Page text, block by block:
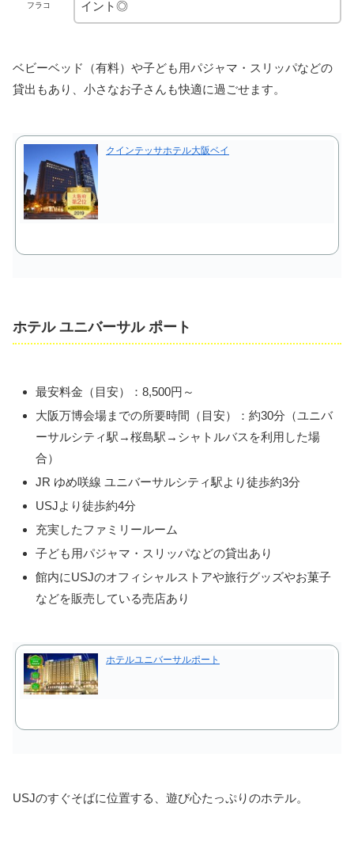
フラコ イント◎
ベビーベッド（有料）や子ども用パジャマ・スリッパなどの
貸出もあり、小さなお子さんも快適に過ごせます。
クインテッサホテル大阪ベイ
ホテル ユニバーサル ポート
最安料金（目安）：8,500円～
大阪万博会場までの所要時間（目安）：約30分（ユニバ
ーサルシティ駅→桜島駅→シャトルバスを利用した場
合）
JR ゆめ咲線 ユニバーサルシティ駅より徒歩約3分
USJより徒歩約4分
充実したファミリールーム
子ども用パジャマ・スリッパなどの貸出あり
館内にUSJのオフィシャルストアや旅行グッズやお菓子
などを販売している売店あり
ホテルユニバーサルポート
USJのすぐそばに位置する、遊び心たっぷりのホテル。